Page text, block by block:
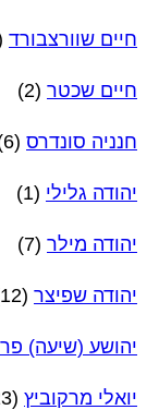
חיים שוורצבורד
חיים שכטר (2)
חנניה סונדרס (6)
יהודה גלילי (1)
יהודה מילר (7)
יהודה שפיצר (12)
יהושע (שיעה)
יואלי מרקוביץ (23)